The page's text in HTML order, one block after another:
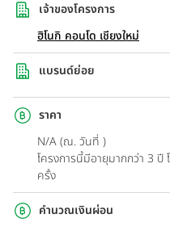
เจ้าของโครงการ
ฮิโนกิ คอนโด เชียงใหม่
แบรนด์ย่อย
ราคา
N/A (ณ. วันที่ )
โครงการนี้มีอายุมากกว่า 3 ปี
ครั้ง
คำนวณเงินผ่อน